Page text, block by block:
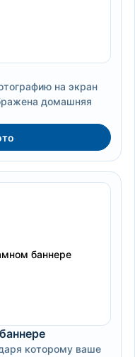
на экран
домашняя
которому ваше